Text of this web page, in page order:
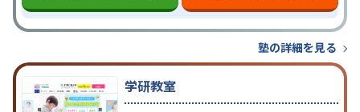
塾の詳細を見る
学研教室